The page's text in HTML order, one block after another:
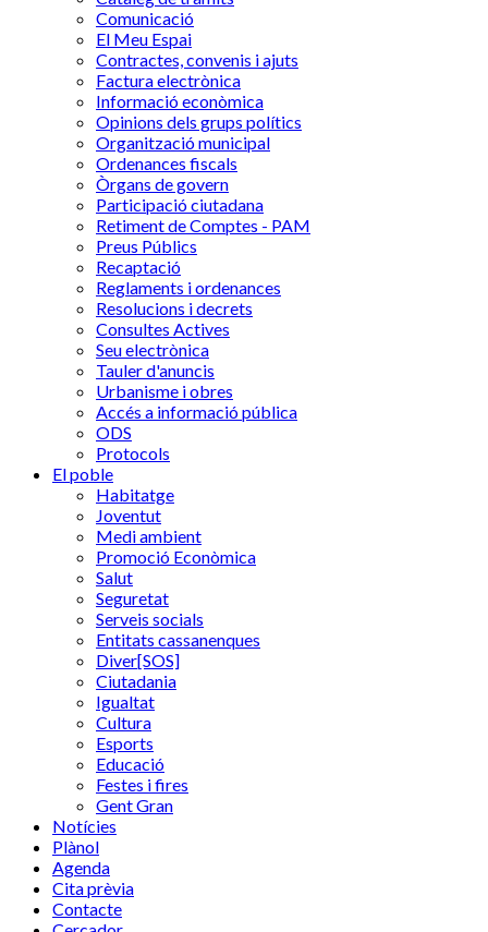
Comunicació
El Meu Espai
Contractes, convenis i ajuts
Factura electrònica
Informació econòmica
Opinions dels grups polítics
Organització municipal
Ordenances fiscals
Òrgans de govern
Participació ciutadana
Retiment de Comptes - PAM
Preus Públics
Recaptació
Reglaments i ordenances
Resolucions i decrets
Consultes Actives
Seu electrònica
Tauler d'anuncis
Urbanisme i obres
Accés a informació pública
ODS
Protocols
El poble
Habitatge
Joventut
Medi ambient
Promoció Econòmica
Salut
Seguretat
Serveis socials
Entitats cassanenques
Diver[SOS]
Ciutadania
Igualtat
Cultura
Esports
Educació
Festes i fires
Gent Gran
Notícies
Plànol
Agenda
Cita prèvia
Contacte